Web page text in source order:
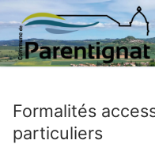
Aller
contenu
Formalités
particuliers